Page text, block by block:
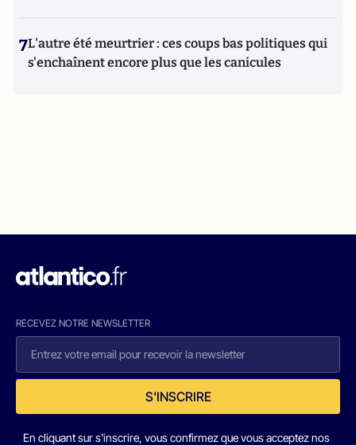
7L'autre été meurtrier : ces coups bas politiques qui
s'enchaînent encore plus que les canicules
RECEVEZ NOTRE NEWSLETTER
S'INSCRIRE
En cliquant sur s'inscrire, vous confirmez que vous acceptez nos